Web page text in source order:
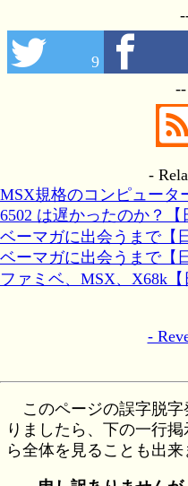
9
-
MSX規格のコンピュータ
6502 は遅かったのか？【
ベーマガに出会うまで【
ベーマガに出会うまで【
ファミベ、MSX、X68k【
-
このページの誤字脱
りましたら、下の一行
ら全体を見ることも出来